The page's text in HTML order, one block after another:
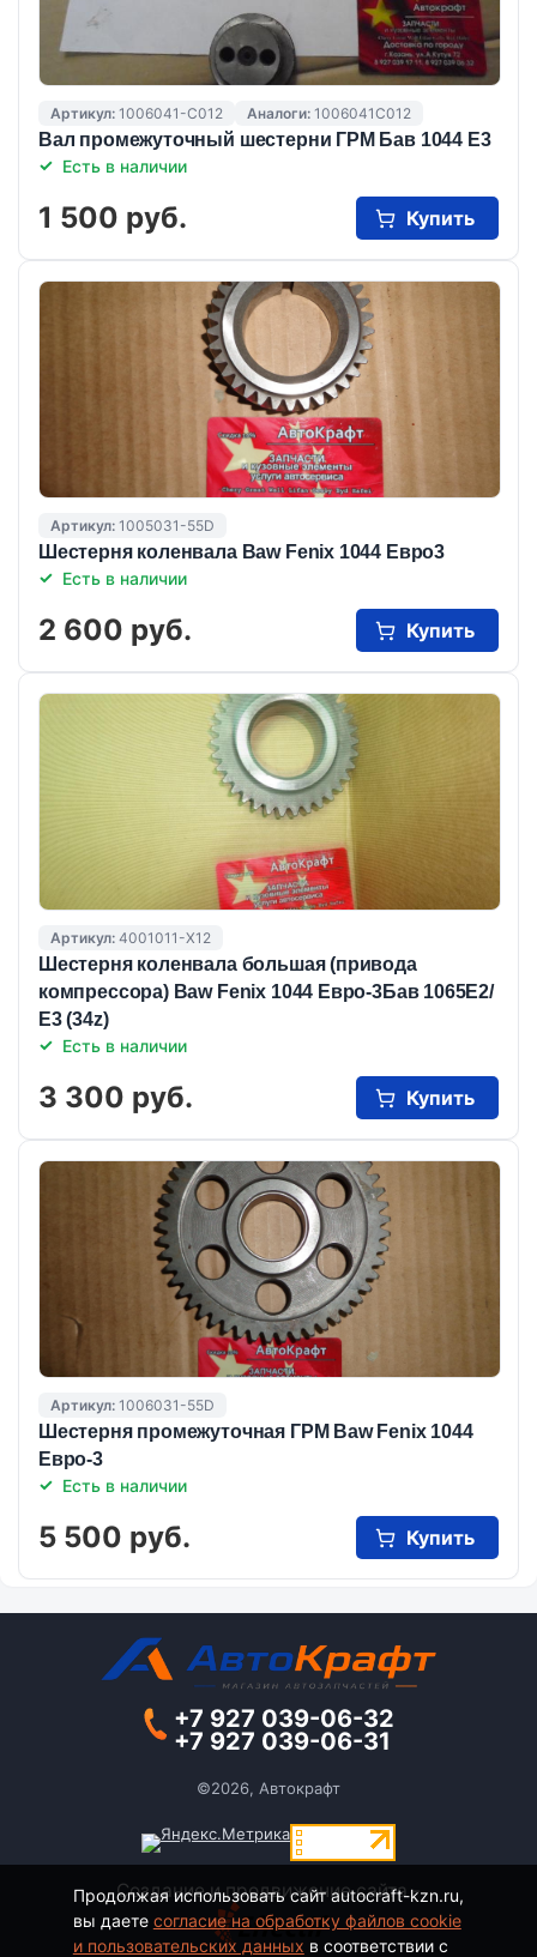
Артикул: 1006041-C012 Аналоги: 1006041C012
Вал промежуточный шестерни ГРМ Бав 1044 Е3
Есть в наличии
1 500 руб. Купить
Артикул: 1005031-55D
Шестерня коленвала Baw Fenix 1044 Евро3
Есть в наличии
2 600 руб. Купить
Артикул: 4001011-X12
Шестерня коленвала большая (привода
компрессора) Baw Fenix 1044 Евро-3Бав 1065Е2/
Е3 (34z)
Есть в наличии
3 300 руб. Купить
Артикул: 1006031-55D
Шестерня промежуточная ГРМ Baw Fenix 1044
Евро-3
Есть в наличии
5 500 руб. Купить
+7 927 039-06-32
+7 927 039-06-31
©2026, Автокрафт
Создание и продвижение сайта -
Продолжая использовать сайт autocraft-kzn.ru,
вы даете согласие на обработку файлов cookie
и пользовательских данных в соответствии с